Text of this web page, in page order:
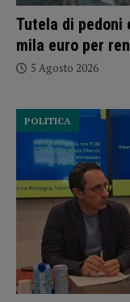
Tutela di
mila euro per
5 Agosto 2026
POLITICA